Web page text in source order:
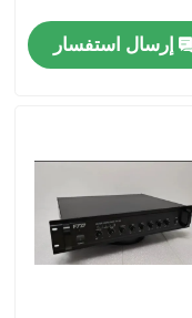
إرسال استفسار